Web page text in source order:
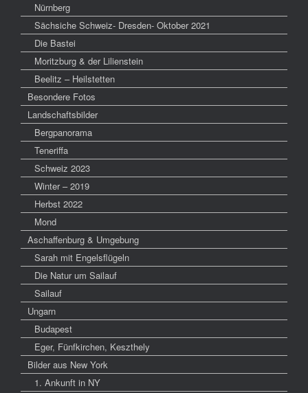
Nürnberg
Sächsiche Schweiz- Dresden- Oktober 2021
Die Bastei
Moritzburg & der Lilienstein
Beelitz – Heilstetten
Besondere Fotos
Landschaftsbilder
Bergpanorama
Teneriffa
Schweiz 2023
Winter – 2019
Herbst 2022
Mond
Aschaffenburg & Umgebung
Sarah mit Engelsflügeln
Die Natur um Sailauf
Sailauf
Ungarn
Budapest
Eger, Fünfkirchen, Keszthely
Bilder aus New York
1. Ankunft in NY